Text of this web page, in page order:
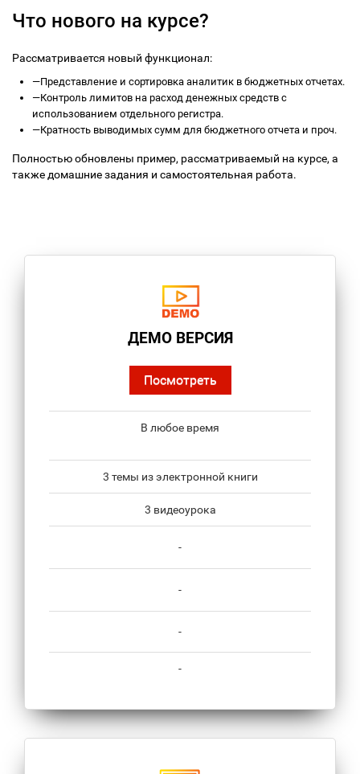
Что нового на курсе?
Рассматривается новый функционал:
—Представление и сортировка аналитик в бюджетных отчетах.
—Контроль лимитов на расход денежных средств с
использованием отдельного регистра.
—Кратность выводимых сумм для бюджетного отчета и проч.
Полностью обновлены пример, рассматриваемый на курсе, а
также домашние задания и самостоятельная работа.
ДЕМО ВЕРСИЯ
Посмотреть
В любое время
3 темы из электронной книги
3 видеоурока
-
-
-
-